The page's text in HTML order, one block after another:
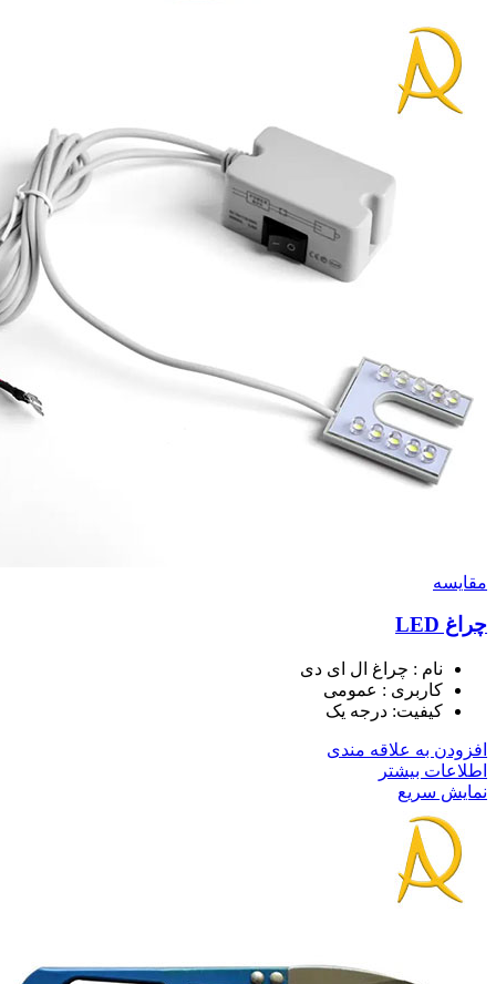
مقايسه
چراغ LED
نام : چراغ ال ای دی
کاربری : عمومی
کیفیت: درجه یک
افزودن به علاقه مندی
اطلاعات بیشتر
نمایش سریع